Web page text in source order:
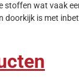
stoffen wat vaak
doorkijk is met